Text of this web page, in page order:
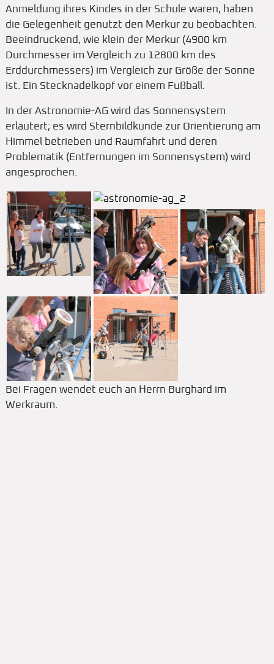
Anmeldung ihres Kindes in der Schule waren, haben
die Gelegenheit genutzt den Merkur zu beobachten.
Beeindruckend, wie klein der Merkur (4900 km
Durchmesser im Vergleich zu 12800 km des
Erddurchmessers) im Vergleich zur Größe der Sonne
ist. Ein Stecknadelkopf vor einem Fußball.
In der Astronomie-AG wird das Sonnensystem
erläutert; es wird Sternbildkunde zur Orientierung am
Himmel betrieben und Raumfahrt und deren
Problematik (Entfernungen im Sonnensystem) wird
angesprochen.
Bei Fragen wendet euch an Herrn Burghard im
Werkraum.